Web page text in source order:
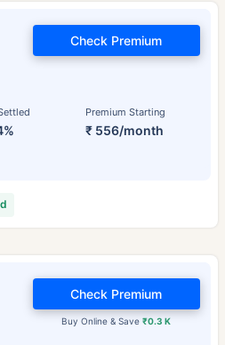
Premium Starting
₹ 556/month
Check Premium
Buy Online & Save₹0.3 K
Check Premium